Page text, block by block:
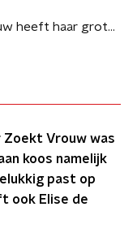
Elise uit Boer Zoekt Vrouw heeft haar grote liefde gevonden
Zoekt Vrouw was
koos namelijk
past op
ook Elise de